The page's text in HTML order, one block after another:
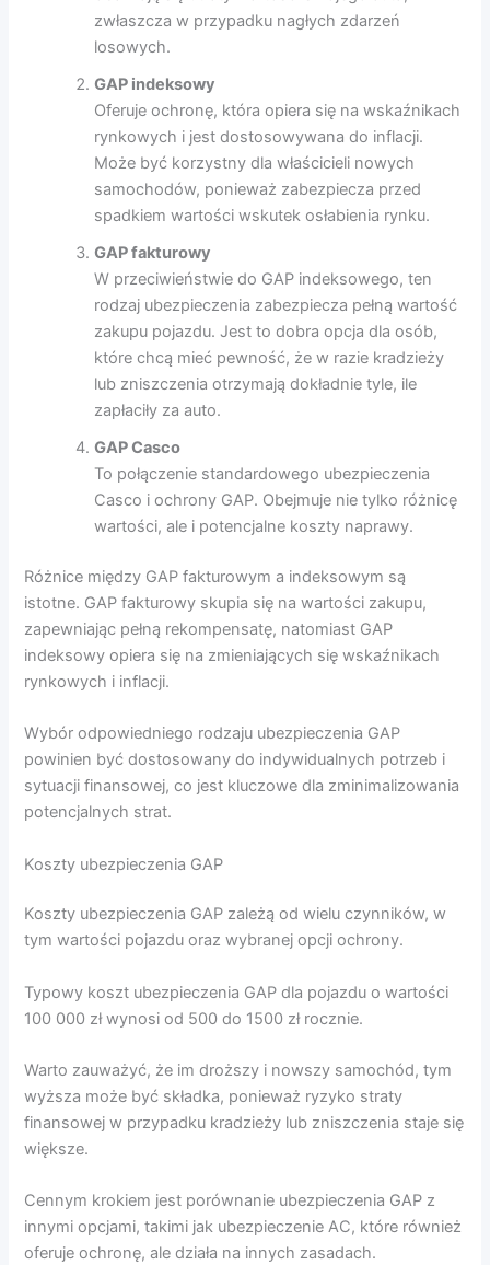
zwłaszcza w przypadku nagłych zdarzeń
losowych.
GAP indeksowy
Oferuje ochronę, która opiera się na wskaźnikach
rynkowych i jest dostosowywana do inflacji.
Może być korzystny dla właścicieli nowych
samochodów, ponieważ zabezpiecza przed
spadkiem wartości wskutek osłabienia rynku.
GAP fakturowy
W przeciwieństwie do GAP indeksowego, ten
rodzaj ubezpieczenia zabezpiecza pełną wartość
zakupu pojazdu. Jest to dobra opcja dla osób,
które chcą mieć pewność, że w razie kradzieży
lub zniszczenia otrzymają dokładnie tyle, ile
zapłaciły za auto.
GAP Casco
To połączenie standardowego ubezpieczenia
Casco i ochrony GAP. Obejmuje nie tylko różnicę
wartości, ale i potencjalne koszty naprawy.
Różnice między GAP fakturowym a indeksowym są
istotne. GAP fakturowy skupia się na wartości zakupu,
zapewniając pełną rekompensatę, natomiast GAP
indeksowy opiera się na zmieniających się wskaźnikach
rynkowych i inflacji.
Wybór odpowiedniego rodzaju ubezpieczenia GAP
powinien być dostosowany do indywidualnych potrzeb i
sytuacji finansowej, co jest kluczowe dla zminimalizowania
potencjalnych strat.
Koszty ubezpieczenia GAP
Koszty ubezpieczenia GAP zależą od wielu czynników, w
tym wartości pojazdu oraz wybranej opcji ochrony.
Typowy koszt ubezpieczenia GAP dla pojazdu o wartości
100 000 zł wynosi od 500 do 1500 zł rocznie.
Warto zauważyć, że im droższy i nowszy samochód, tym
wyższa może być składka, ponieważ ryzyko straty
finansowej w przypadku kradzieży lub zniszczenia staje się
większe.
Cennym krokiem jest porównanie ubezpieczenia GAP z
innymi opcjami, takimi jak ubezpieczenie AC, które również
oferuje ochronę, ale działa na innych zasadach.